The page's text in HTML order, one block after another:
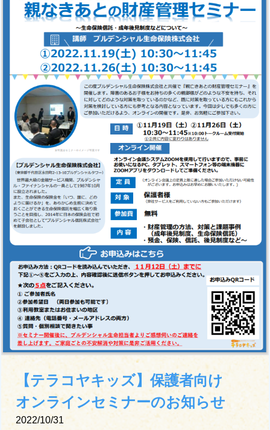
【テラコヤキッズ】保護者向け
オンラインセミナーのお知らせ
2022/10/31